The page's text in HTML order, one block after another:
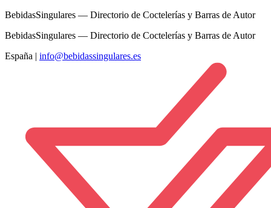
BebidasSingulares — Directorio de Coctelerías y Barras de Autor
BebidasSingulares — Directorio de Coctelerías y Barras de Autor
España | info@bebidassingulares.es